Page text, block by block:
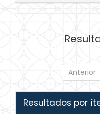
Anterior
Resultados por